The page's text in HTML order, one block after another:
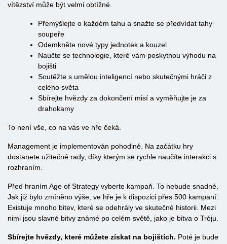
vítězství může být velmi obtížné.
Přemýšlejte o každém tahu a snažte se předvídat tahy
soupeře
Odemkněte nové typy jednotek a kouzel
Naučte se technologie, které vám poskytnou výhodu na
bojišti
Soutěžte s umělou inteligencí nebo skutečnými hráči z
celého světa
Sbírejte hvězdy za dokončení misí a vyměňujte je za
drahokamy
To není vše, co na vás ve hře čeká.
Management je implementován pohodlně. Na začátku hry
dostanete užitečné rady, díky kterým se rychle naučíte interakci s
rozhraním.
Před hraním Age of Strategy vyberte kampaň. To nebude snadné.
Jak již bylo zmíněno výše, ve hře je k dispozici přes 500 kampaní.
Existuje mnoho bitev, které se odehrály ve skutečné historii. Mezi
nimi jsou slavné bitvy známé po celém světě, jako je bitva o Tróju.
Sbírejte hvězdy, které můžete získat na bojištích. Poté je bude